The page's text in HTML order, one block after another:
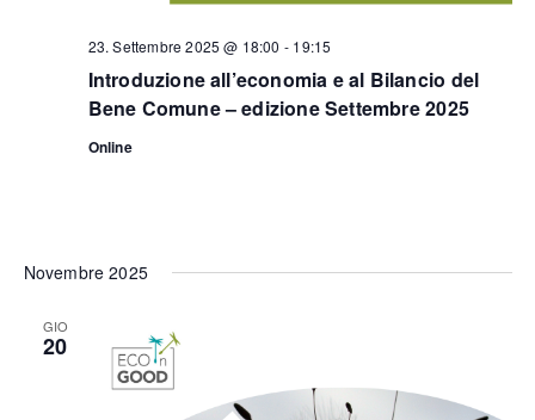
Introduzione all’economia e al Bilancio del
Bene Comune – edizione Settembre 2025
23. Settembre 2025 @ 18:00 - 19:15
Online
Novembre 2025
GIO
20